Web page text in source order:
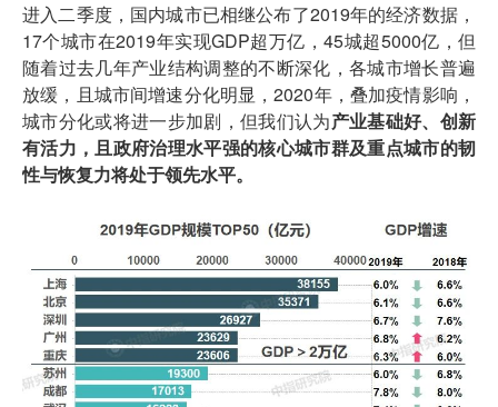
进入二季度，国内城市已相继公布了2019年的经济数据，
17个城市在2019年实现GDP超万亿，45城超5000亿，但
随着过去几年产业结构调整的不断深化，各城市增长普遍
放缓，且城市间增速分化明显，2020年，叠加疫情影响，
城市分化或将进一步加剧，但我们认为产业基础好、创新
有活力，且政府治理水平强的核心城市群及重点城市的韧
性与恢复力将处于领先水平。